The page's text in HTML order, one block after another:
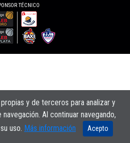
TÉCNICO
y de terceros para analizar y
Al continuar navegando,
uso. Más información Acepto